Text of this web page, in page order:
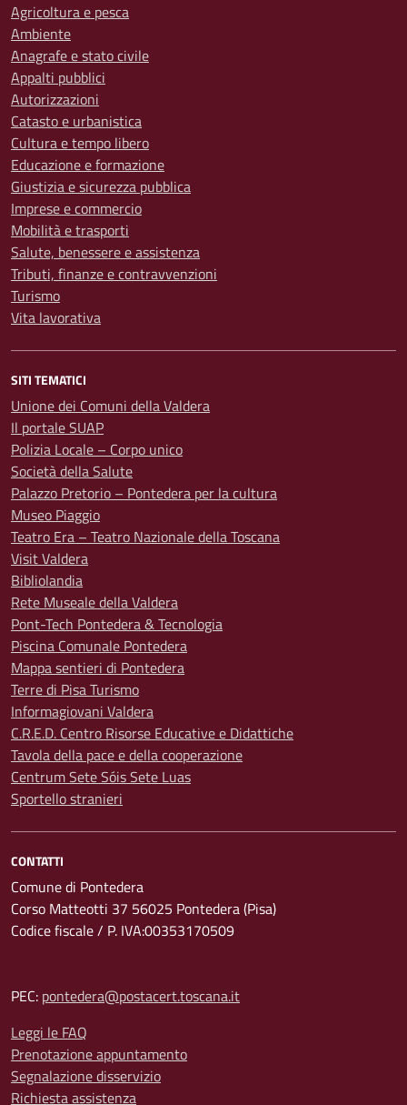
Agricoltura e pesca
Ambiente
Anagrafe e stato civile
Appalti pubblici
Autorizzazioni
Catasto e urbanistica
Cultura e tempo libero
Educazione e formazione
Giustizia e sicurezza pubblica
Imprese e commercio
Mobilità e trasporti
Salute, benessere e assistenza
Tributi, finanze e contravvenzioni
Turismo
Vita lavorativa
SITI TEMATICI
Unione dei Comuni della Valdera
Il portale SUAP
Polizia Locale – Corpo unico
Società della Salute
Palazzo Pretorio – Pontedera per la cultura
Museo Piaggio
Teatro Era – Teatro Nazionale della Toscana
Visit Valdera
Bibliolandia
Rete Museale della Valdera
Pont-Tech Pontedera & Tecnologia
Piscina Comunale Pontedera
Mappa sentieri di Pontedera
Terre di Pisa Turismo
Informagiovani Valdera
C.R.E.D. Centro Risorse Educative e Didattiche
Tavola della pace e della cooperazione
Centrum Sete Sóis Sete Luas
Sportello stranieri
CONTATTI
Comune di Pontedera
Corso Matteotti 37 56025 Pontedera (Pisa)
Codice fiscale / P. IVA:00353170509
PEC: pontedera@postacert.toscana.it
Leggi le FAQ
Prenotazione appuntamento
Segnalazione disservizio
Richiesta assistenza